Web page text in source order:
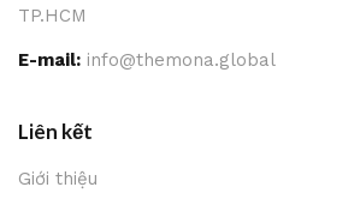
TP.HCM
E-mail: info@themona.global
Liên kết
Giới thiệu